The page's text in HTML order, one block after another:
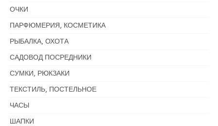
ОЧКИ
ПАРФЮМЕРИЯ, КОСМЕТИКА
РЫБАЛКА, ОХОТА
САДОВОД ПОСРЕДНИКИ
СУМКИ, РЮКЗАКИ
ТЕКСТИЛЬ, ПОСТЕЛЬНОЕ
ЧАСЫ
ШАПКИ